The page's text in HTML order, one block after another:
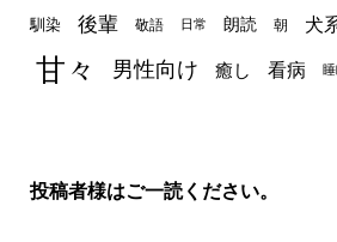
馴染 後輩 敬語 日常 朗読 朝 犬
甘々 男性向け 癒し 看病
投稿者様はご一読ください。